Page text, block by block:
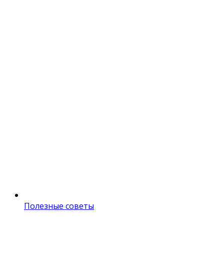
Полезные советы